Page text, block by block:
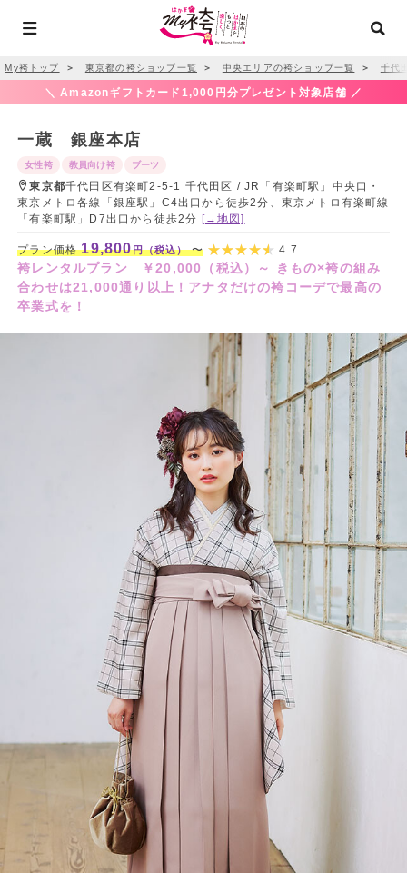
My袴トップ ＞ 東京都の袴ショップ一覧 ＞ 中央エリアの袴ショップ一覧 ＞ 千代
＼ Amazonギフトカード1,000円分プレゼント対象店舗 ／
一蔵 銀座本店
女性袴 教員向け袴 ブーツ
東京都千代田区有楽町2-5-1 千代田区 / JR「有楽町駅」中央口・
東京メトロ各線「銀座駅」C4出口から徒歩2分、東京メトロ有楽町線
「有楽町駅」D7出口から徒歩2分 [→地図]
プラン価格19,800円（税込）〜 4.7
袴レンタルプラン ￥20,000（税込）～ きもの×袴の組み
合わせは21,000通り以上！アナタだけの袴コーデで最高の
卒業式を！